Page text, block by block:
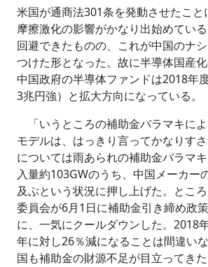
米国が通商法301条を発動させたこと
摩擦激化の影響がかなり出始めてい
回避できたものの、これが中国のナ
つけた形となった。故に半導体国産化
中国政府の半導体ファンドは2018年
3兆円強）と拡大方向になっている。
「いうところの補助金バラマキに
モデルは、はっきり言ってかなりす
については雨あられの補助金バラマ
入量約103GWのうち、中国メーカー
及ぶという状況に押し上げた。とこ
委員会が6月1日に補助金引き締め政
に、一気にクールダウンした。2018
年に対し26％減になることは間違い
国も補助金の財源不足が目立ってきた